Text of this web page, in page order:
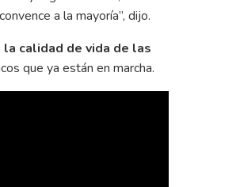
a la mayoría”, dijo.
calidad de vida de las
que ya están en marcha.